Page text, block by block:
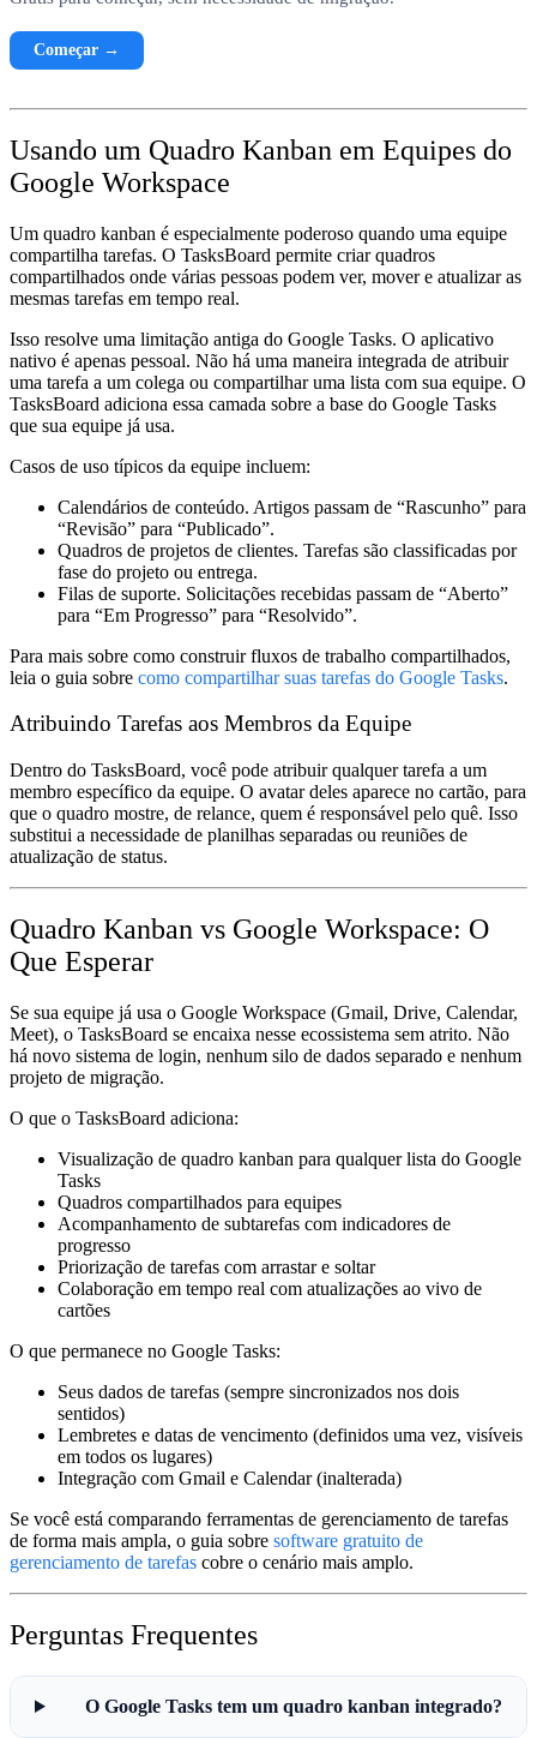
Começar →
Usando um Quadro Kanban em Equipes do
Google Workspace
Um quadro kanban é especialmente poderoso quando uma equipe
compartilha tarefas. O TasksBoard permite criar quadros
compartilhados onde várias pessoas podem ver, mover e atualizar as
mesmas tarefas em tempo real.
Isso resolve uma limitação antiga do Google Tasks. O aplicativo
nativo é apenas pessoal. Não há uma maneira integrada de atribuir
uma tarefa a um colega ou compartilhar uma lista com sua equipe. O
TasksBoard adiciona essa camada sobre a base do Google Tasks
que sua equipe já usa.
Casos de uso típicos da equipe incluem:
Calendários de conteúdo. Artigos passam de “Rascunho” para
“Revisão” para “Publicado”.
Quadros de projetos de clientes. Tarefas são classificadas por
fase do projeto ou entrega.
Filas de suporte. Solicitações recebidas passam de “Aberto”
para “Em Progresso” para “Resolvido”.
Para mais sobre como construir fluxos de trabalho compartilhados,
leia o guia sobre como compartilhar suas tarefas do Google Tasks.
Atribuindo Tarefas aos Membros da Equipe
Dentro do TasksBoard, você pode atribuir qualquer tarefa a um
membro específico da equipe. O avatar deles aparece no cartão, para
que o quadro mostre, de relance, quem é responsável pelo quê. Isso
substitui a necessidade de planilhas separadas ou reuniões de
atualização de status.
Quadro Kanban vs Google Workspace: O
Que Esperar
Se sua equipe já usa o Google Workspace (Gmail, Drive, Calendar,
Meet), o TasksBoard se encaixa nesse ecossistema sem atrito. Não
há novo sistema de login, nenhum silo de dados separado e nenhum
projeto de migração.
O que o TasksBoard adiciona:
Visualização de quadro kanban para qualquer lista do Google
Tasks
Quadros compartilhados para equipes
Acompanhamento de subtarefas com indicadores de
progresso
Priorização de tarefas com arrastar e soltar
Colaboração em tempo real com atualizações ao vivo de
cartões
O que permanece no Google Tasks:
Seus dados de tarefas (sempre sincronizados nos dois
sentidos)
Lembretes e datas de vencimento (definidos uma vez, visíveis
em todos os lugares)
Integração com Gmail e Calendar (inalterada)
Se você está comparando ferramentas de gerenciamento de tarefas
de forma mais ampla, o guia sobre software gratuito de
gerenciamento de tarefas cobre o cenário mais amplo.
Perguntas Frequentes
O Google Tasks tem um quadro kanban integrado?